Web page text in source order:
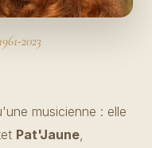
2023
musicienne : elle
Pat'Jaune